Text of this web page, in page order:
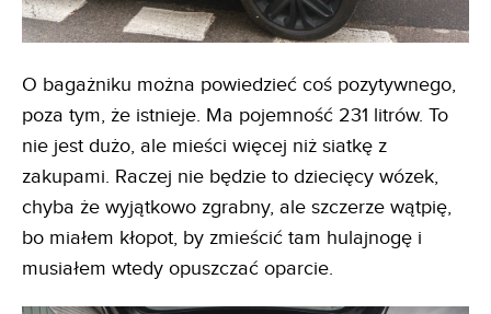
O bagażniku można powiedzieć coś pozytywnego,
poza tym, że istnieje. Ma pojemność 231 litrów. To
nie jest dużo, ale mieści więcej niż siatkę z
zakupami. Raczej nie będzie to dziecięcy wózek,
chyba że wyjątkowo zgrabny, ale szczerze wątpię,
bo miałem kłopot, by zmieścić tam hulajnogę i
musiałem wtedy opuszczać oparcie.